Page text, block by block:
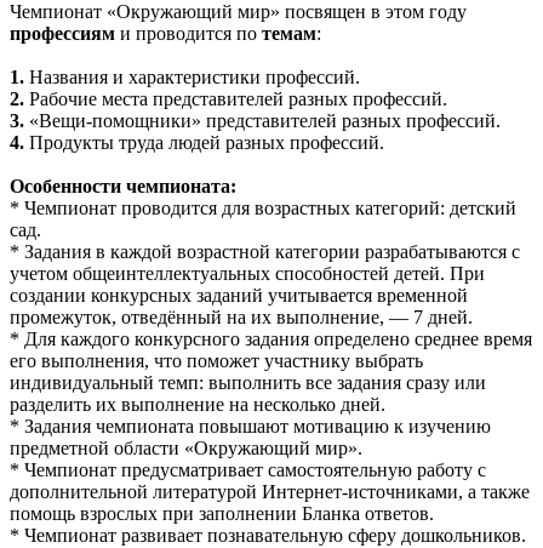
Чемпионат «Окружающий мир» посвящен в этом году
профессиям и проводится по темам:
1. Названия и характеристики профессий.
2. Рабочие места представителей разных профессий.
3. «Вещи-помощники» представителей разных профессий.
4. Продукты труда людей разных профессий.
Особенности чемпионата:
* Чемпионат проводится для возрастных категорий: детский
сад.
* Задания в каждой возрастной категории разрабатываются с
учетом общеинтеллектуальных способностей детей. При
создании конкурсных заданий учитывается временной
промежуток, отведённый на их выполнение, — 7 дней.
* Для каждого конкурсного задания определено среднее время
его выполнения, что поможет участнику выбрать
индивидуальный темп: выполнить все задания сразу или
разделить их выполнение на несколько дней.
* Задания чемпионата повышают мотивацию к изучению
предметной области «Окружающий мир».
* Чемпионат предусматривает самостоятельную работу с
дополнительной литературой Интернет-источниками, а также
помощь взрослых при заполнении Бланка ответов.
* Чемпионат развивает познавательную сферу дошкольников.